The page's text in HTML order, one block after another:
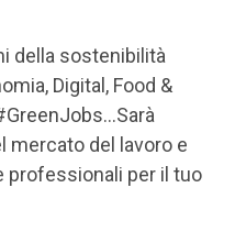
della sostenibilità
Digital, Food &
mercato del lavoro e
professionali per il tuo